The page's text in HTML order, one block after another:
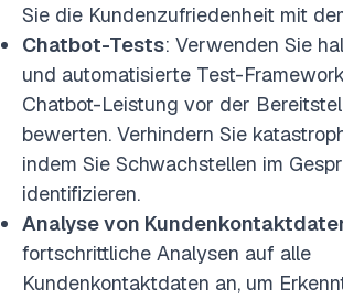
Sie die Kundenzufriedenheit mit
Chatbot-Tests: Verwenden Sie
und automatisierte Test-
Chatbot-Leistung vor der
bewerten. Verhindern Sie
indem Sie Schwachstellen im
identifizieren.
Analyse von
fortschrittliche Analysen auf alle
Kundenkontaktdaten an, um